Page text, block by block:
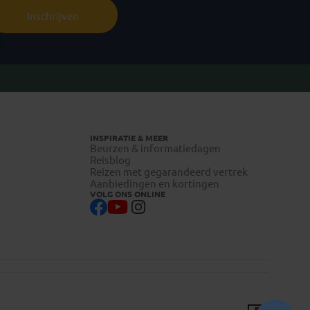
Inschrijven
INSPIRATIE & MEER
Beurzen & informatiedagen
Reisblog
Reizen met gegarandeerd vertrek
Aanbiedingen en kortingen
VOLG ONS ONLINE